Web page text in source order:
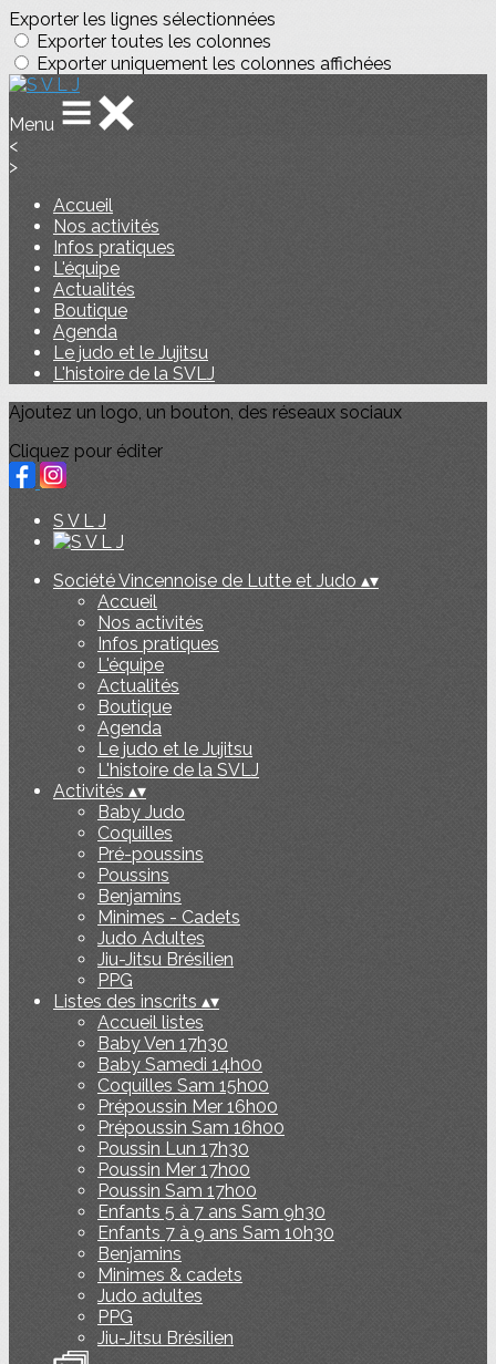
Exporter les lignes sélectionnées
Exporter toutes les colonnes
Exporter uniquement les colonnes affichées
Menu
<
>
Accueil
Nos activités
Infos pratiques
L'équipe
Actualités
Boutique
Agenda
Le judo et le Jujitsu
L'histoire de la SVLJ
Ajoutez un logo, un bouton, des réseaux sociaux
Cliquez pour éditer
S V L J
Société Vincennoise de Lutte et Judo ▴▾
Accueil
Nos activités
Infos pratiques
L'équipe
Actualités
Boutique
Agenda
Le judo et le Jujitsu
L'histoire de la SVLJ
Activités ▴▾
Baby Judo
Coquilles
Pré-poussins
Poussins
Benjamins
Minimes - Cadets
Judo Adultes
Jiu-Jitsu Brésilien
PPG
Listes des inscrits ▴▾
Accueil listes
Baby Ven 17h30
Baby Samedi 14h00
Coquilles Sam 15h00
Prépoussin Mer 16h00
Prépoussin Sam 16h00
Poussin Lun 17h30
Poussin Mer 17h00
Poussin Sam 17h00
Enfants 5 à 7 ans Sam 9h30
Enfants 7 à 9 ans Sam 10h30
Benjamins
Minimes & cadets
Judo adultes
PPG
Jiu-Jitsu Brésilien